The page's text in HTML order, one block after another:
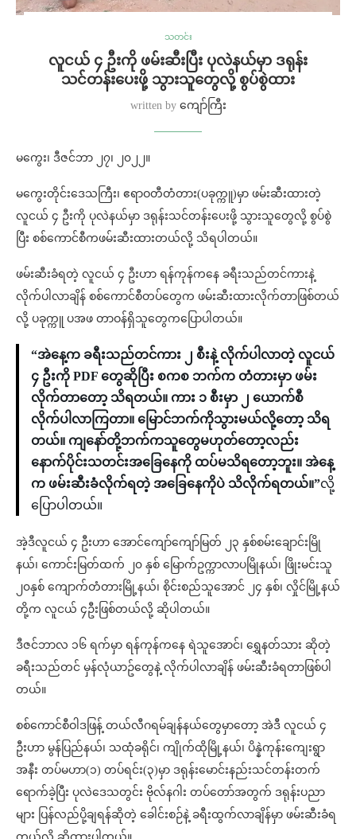
သတင်း
လူငယ် ၄ ဦးကို ဖမ်းဆီးပြီး ပုလဲနယ်မှာ ဒရုန်း
သင်တန်းပေးဖို့ သွားသူတွေလို့ စွပ်စွဲထား
written by ကျော်ကြီး
မကွေး၊ ဒီဇင်ဘာ ၂၇၊ ၂၀၂၂။
မကွေးတိုင်းဒေသကြီး၊ ဧရာဝတီတံတား(ပခုက္ကူ)မှာ ဖမ်းဆီးထားတဲ့
လူငယ် ၄ ဦးကို ပုလဲနယ်မှာ ဒရုန်းသင်တန်းပေးဖို့ သွားသူတွေလို့ စွပ်စွဲ
ပြီး စစ်ကောင်စီကဖမ်းဆီးထားတယ်လို့ သိရပါတယ်။
ဖမ်းဆီးခံရတဲ့ လူငယ် ၄ ဦးဟာ ရန်ကုန်ကနေ ခရီးသည်တင်ကားနဲ့
လိုက်ပါလာချိန် စစ်ကောင်စီတပ်တွေက ဖမ်းဆီးထားလိုက်တာဖြစ်တယ်
လို့ ပခုက္ကူ ပအဖ တာဝန်ရှိသူတွေကပြောပါတယ်။
“အဲနေ့က ခရီးသည်တင်ကား ၂ စီးနဲ့ လိုက်ပါလာတဲ့ လူငယ်
၄ ဦးကို PDF တွေဆိုပြီး စကစ ဘက်က တံတားမှာ ဖမ်း
လိုက်တာတော့ သိရတယ်။ ကား ၁ စီးမှာ ၂ ယောက်စီ
လိုက်ပါလာကြတာ။ မြောင်ဘက်ကိုသွားမယ်လို့တော့ သိရ
တယ်။ ကျနော်တို့ဘက်ကသူတွေမဟုတ်တော့လည်း
နောက်ပိုင်းသတင်းအခြေနေကို ထပ်မသိရတော့ဘူး။ အဲနေ့
က ဖမ်းဆီးခံလိုက်ရတဲ့ အခြေနေကိုပဲ သိလိုက်ရတယ်။”လို့
ပြောပါတယ်။
အဲ့ဒီလူငယ် ၄ ဦးဟာ အောင်ကျော်ကျော်မြတ် ၂၃ နှစ်စမ်းချောင်းမြို
နယ်၊ ကောင်းမြတ်ထက် ၂၀ နှစ် မြောက်ဥက္ကာလာပမြိုနယ်၊ ဖြိုးမင်းသူ
၂၀နှစ် ကျောက်တံတားမြို့နယ်၊ စိုင်းစည်သူအောင် ၂၄ နှစ်၊ လှိုင်မြို့နယ်
တို့က လူငယ် ၄ဦးဖြစ်တယ်လို့ ဆိုပါတယ်။
ဒီဇင်ဘာလ ၁၆ ရက်မှာ ရန်ကုန်ကနေ ရဲသူအောင်၊ ရွှေနတ်သား ဆိုတဲ့
ခရီးသည်တင် မှန်လုံယာဥ်တွေနဲ့ လိုက်ပါလာချိန် ဖမ်းဆီးခံရတာဖြစ်ပါ
တယ်။
စစ်ကောင်စီဝါဒဖြန့် တယ်လီဂရမ်ချန်နယ်တွေမှာတော့ အဲဒီ လူငယ် ၄
ဦးဟာ မွန်ပြည်နယ်၊ သထုံခရိုင်၊ ကျိုက်ထိုမြို့နယ်၊ ပိန္နဲကုန်းကျေးရွာ
အနီး တပ်မဟာ(၁) တပ်ရင်း(၃)မှာ ဒရုန်းမောင်းနည်းသင်တန်းတက်
ရောက်ခဲ့ပြီး ပုလဲဒေသတွင်း ဗိုလ်နဂါး တပ်တော်အတွက် ဒရုန်းပညာ
များ ပြန်လည်ပို့ချရန်ဆိုတဲ့ ခေါင်းစဉ်နဲ့ ခရီးထွက်လာချိန်မှာ ဖမ်းဆီးခံရ